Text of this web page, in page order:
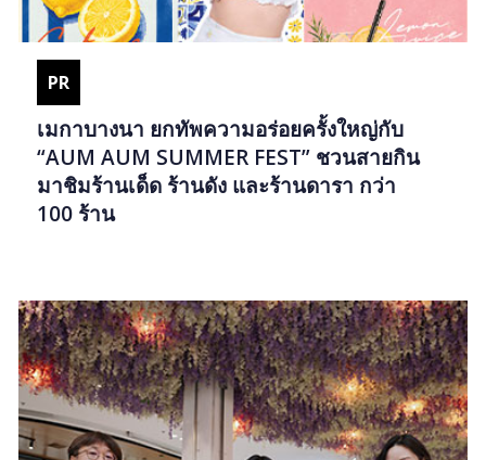
PR
เมกาบางนา ยกทัพความอร่อยครั้งใหญ่กับ
“AUM AUM SUMMER FEST” ชวนสายกิน
มาชิมร้านเด็ด ร้านดัง และร้านดารา กว่า
100 ร้าน